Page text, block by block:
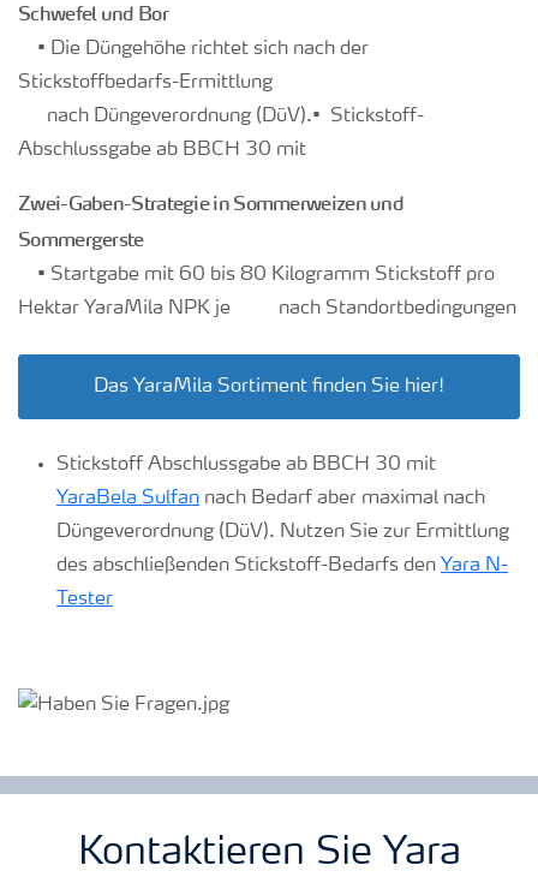
Schwefel und Bor
• Die Düngehöhe richtet sich nach der
Stickstoffbedarfs-Ermittlung
nach Düngeverordnung (DüV).• Stickstoff-
Abschlussgabe ab BBCH 30 mit
Zwei-Gaben-Strategie in Sommerweizen und
Sommergerste
• Startgabe mit 60 bis 80 Kilogramm Stickstoff pro
Hektar YaraMila NPK je nach Standortbedingungen
Das YaraMila Sortiment finden Sie hier!
Stickstoff Abschlussgabe ab BBCH 30 mit
YaraBela Sulfan nach Bedarf aber maximal nach
Düngeverordnung (DüV). Nutzen Sie zur Ermittlung
des abschließenden Stickstoff-Bedarfs den Yara N-
Tester
Kontaktieren Sie Yara